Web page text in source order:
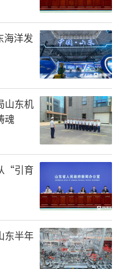
市”不同，在淄博
缕缕中药香、一项
药茶饮引来群众纷
”体验中医适宜技
身感受中医药的独
洋发
山东机
魂
“引育
东半年